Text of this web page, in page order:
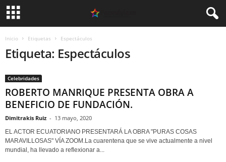
Inicio Etiquetas Espectáculos
Etiqueta: Espectáculos
Celebridades
ROBERTO MANRIQUE PRESENTA OBRA A
BENEFICIO DE FUNDACIÓN.
Dimitrakis Ruiz - 13 mayo, 2020
EL ACTOR ECUATORIANO PRESENTARÁ LA OBRA "PURAS COSAS
MARAVILLOSAS" VÍA ZOOM.La cuarentena que se vive actualmente a nivel
mundial, ha llevado a reflexionar a...